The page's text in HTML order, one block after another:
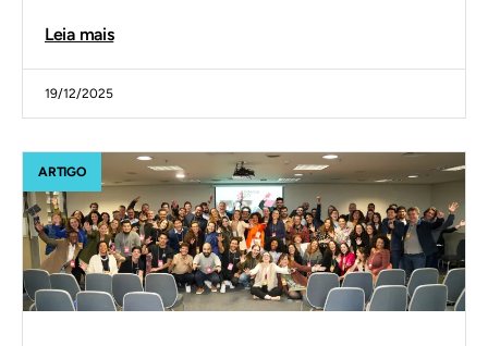
Leia mais
19/12/2025
ARTIGO